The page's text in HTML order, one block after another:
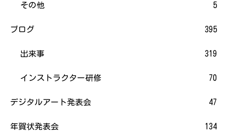
その他 5
ブログ 395
出来事 319
インストラクター研修 70
デジタルアート発表会 47
年賀状発表会 134